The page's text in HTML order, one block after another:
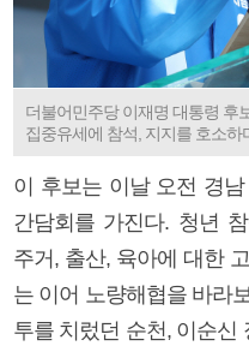
더불어민주당 이재명 대통령 후
집중유세에 참석, 지지를 호소
이 후보는 이날 오전 경남
간담회를 가진다. 청년
주거, 출산, 육아에 대한
는 이어 노량해협을 바라
투를 치렀던 순천, 이순신